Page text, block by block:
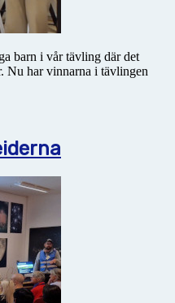
barn i vår tävling där det
Nu har vinnarna i tävlingen